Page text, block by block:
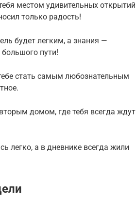
местом удивительных открытий
только радость!
будет легким, а знания —
пути!
стать самым любознательным
домом, где тебя всегда ждут
легко, а в дневнике всегда жили